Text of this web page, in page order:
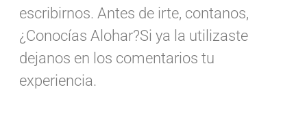
escribirnos. Antes de irte, contanos,
¿Conocías Alohar?Si ya la utilizaste
dejanos en los comentarios tu
experiencia.